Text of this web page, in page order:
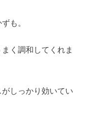
も。
く調和してくれま
しっかり効いてい